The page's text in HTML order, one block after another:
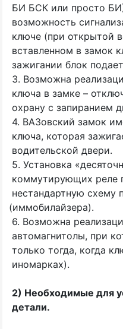
БИ БСК или просто
возможность
ключе (при открытой
вставленном в замок
зажигании блок
3. Возможна
ключа в замке –
охрану с запиранием
4. ВАЗовский замок
ключа, которая
водительской двери.
5. Установка «
коммутирующих реле
нестандартную схему
(иммобилайзера).
6. Возможна
автомагнитолы, при
только тогда, когда
иномарках).
2) Необходимые для
детали.